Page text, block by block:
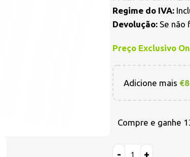
Regime do IVA:
Devolução: Se não
Preço Exclusivo
Adicione mais €
Compre e ganhe